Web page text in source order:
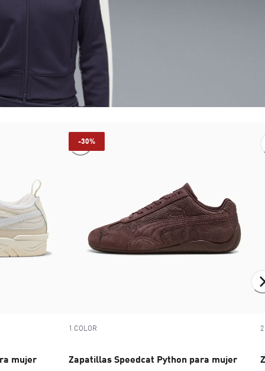
mujer
-30%
1 COLOR
Zapatillas Speedcat Python para mujer